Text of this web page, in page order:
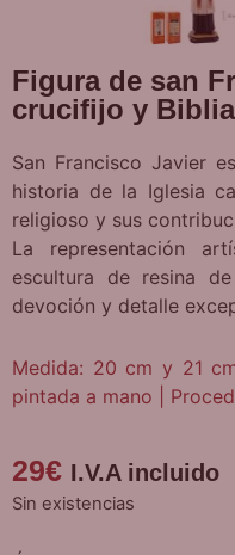
Figura de san
crucifijo y
San Francisco Javier
historia de la Iglesia
religioso y sus
La representación
escultura de resina
devoción y detalle
Medida: 20 cm y 21
pintada a mano |
29€ I.V.A incluido
Sin existencias